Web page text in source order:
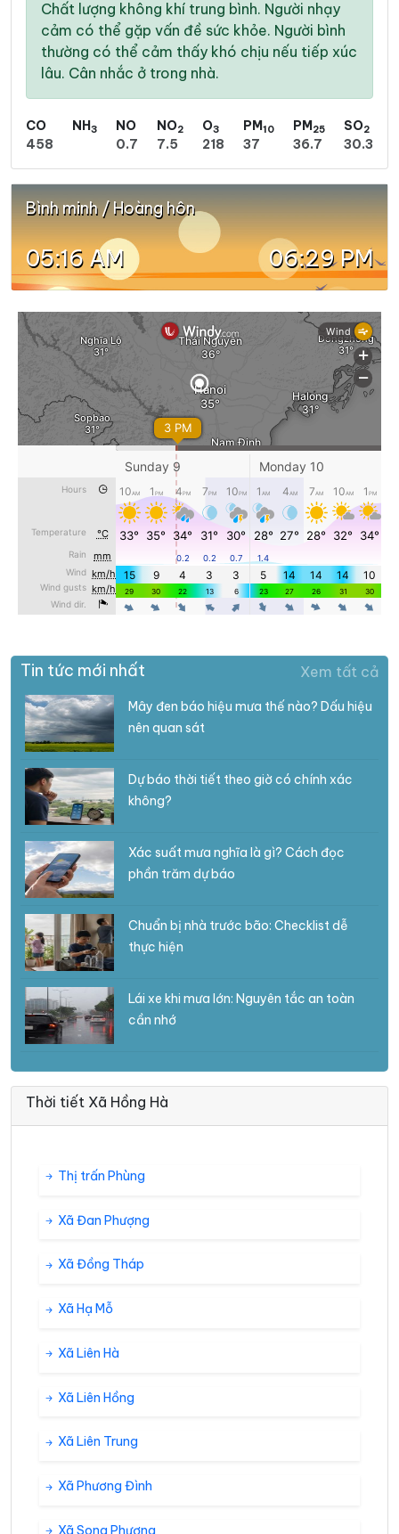
Chất lượng không khí trung bình. Người nhạy
cảm có thể gặp vấn đề sức khỏe. Người bình
thường có thể cảm thấy khó chịu nếu tiếp xúc
lâu. Cân nhắc ở trong nhà.
CO
458
NH3
NO
0.7
NO2
7.5
O3
218
PM10
37
PM25
36.7
SO2
30.3
Bình minh / Hoàng hôn
05:16 AM 06:29 PM
Tin tức mới nhất Xem tất cả
Mây đen báo hiệu mưa thế nào? Dấu hiệu
nên quan sát
Dự báo thời tiết theo giờ có chính xác
không?
Xác suất mưa nghĩa là gì? Cách đọc
phần trăm dự báo
Chuẩn bị nhà trước bão: Checklist dễ
thực hiện
Lái xe khi mưa lớn: Nguyên tắc an toàn
cần nhớ
Thời tiết Xã Hồng Hà
Thị trấn Phùng
Xã Đan Phượng
Xã Đồng Tháp
Xã Hạ Mỗ
Xã Liên Hà
Xã Liên Hồng
Xã Liên Trung
Xã Phương Đình
Xã Song Phượng